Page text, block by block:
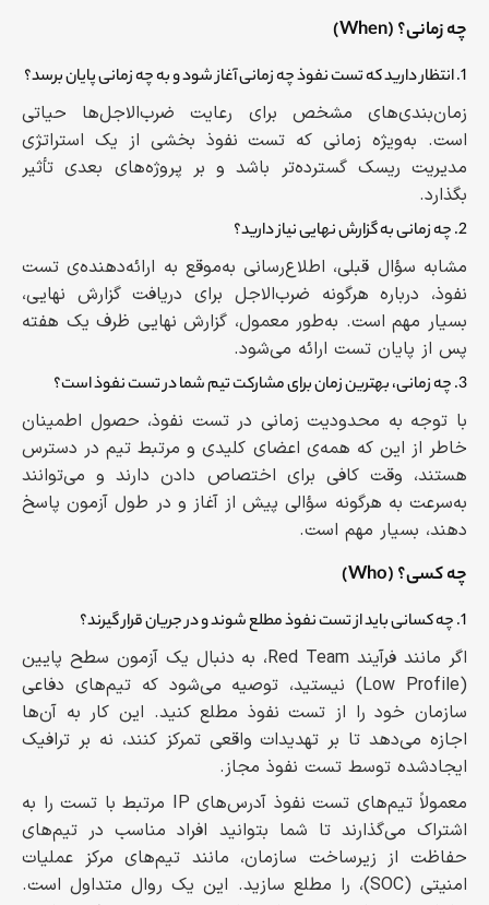
چه زمانی؟ (When)
1. انتظار دارید که تست نفوذ چه زمانی آغاز شود و به چه زمانی پایان برسد؟
زمان‌بندی‌های مشخص برای رعایت ضرب‌الاجل‌ها حیاتی
است. به‌ویژه زمانی که تست نفوذ بخشی از یک استراتژی
مدیریت ریسک گسترده‌تر باشد و بر پروژه‌های بعدی تأثیر
بگذارد.
2. چه زمانی به گزارش نهایی نیاز دارید؟
مشابه سؤال قبلی، اطلاع‌رسانی به‌موقع به ارائه‌دهنده‌ی تست
نفوذ، درباره هرگونه ضرب‌الاجل برای دریافت گزارش نهایی،
بسیار مهم است. به‌طور معمول، گزارش نهایی ظرف یک هفته
پس از پایان تست ارائه می‌شود.
3. چه زمانی، بهترین زمان برای مشارکت تیم شما در تست نفوذ است؟
با توجه به محدودیت زمانی در تست نفوذ، حصول اطمینان
خاطر از این که همه‌ی اعضای کلیدی و مرتبط تیم در دسترس
هستند، وقت کافی برای اختصاص دادن دارند و می‌توانند
به‌سرعت به هرگونه سؤالی پیش از آغاز و در طول آزمون پاسخ
دهند، بسیار مهم است.
چه کسی؟ (Who)
1. چه کسانی باید از تست نفوذ مطلع شوند و در جریان قرار گیرند؟
اگر مانند فرآیند Red Team، به دنبال یک آزمون سطح پایین
(Low Profile) نیستید، توصیه می‌شود که تیم‌های دفاعی
سازمان خود را از تست نفوذ مطلع کنید. این کار به آن‌ها
اجازه می‌دهد تا بر تهدیدات واقعی تمرکز کنند، نه بر ترافیک
ایجادشده توسط تست نفوذ مجاز.
معمولاً تیم‌های تست نفوذ آدرس‌های IP مرتبط با تست را به
اشتراک می‌گذارند تا شما بتوانید افراد مناسب در تیم‌های
حفاظت از زیرساخت سازمان، مانند تیم‌های مرکز عملیات
امنیتی (SOC)، را مطلع سازید. این یک روال متداول است.